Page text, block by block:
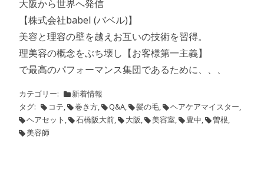
大阪から世界へ発信
【株式会社babel (バベル)】
美容と理容の壁を越えお互いの技術を習得。
理美容の概念をぶち壊し【お客様第一主義】
で最高のパフォーマンス集団であるために、、、
カテゴリー
新着情報
タグ
コテ, 巻き方, Q&A, 髪の毛, ヘアケアマイスター,
ヘアセット , 石橋阪大前, 大阪, 美容室, 豊中, 曽根,
美容師